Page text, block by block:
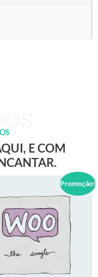
E COM
Promoção!